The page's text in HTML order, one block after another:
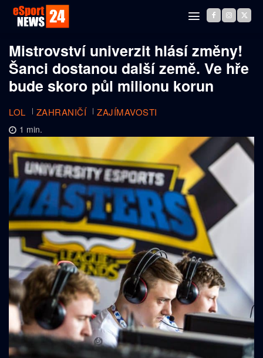
Mistrovství univerzit hlásí změny!
Šanci dostanou další země. Ve hře
bude skoro půl milionu korun
LOL ZAHRANIČÍ ZAJÍMAVOSTI
1 min.